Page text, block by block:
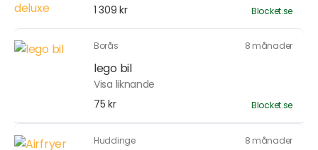
1 309 kr
Blocket.se
Borås 8 månader
lego bil
Visa liknande
75 kr
Blocket.se
Huddinge 8 månader